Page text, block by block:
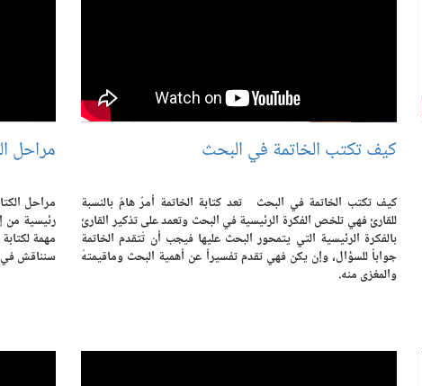
كيف تكتب الخاتمة في البحث
كيف تكتب الخاتمة في البحث تعد كتابة الخاتمة أمرٌ هامٌ بالنسبة
للقارئ فهي تلخص الفكرة الرئيسية في البحث وتعمد على تذكير القارئ
بالفكرة الرئيسية التي يتمحور البحث عليها فيجب أن تُتقدم الخاتمة
جواباً للسؤال، وإن يكن فهي تقدم تفسيراً عن أهمية البحث وماقيمتهُ
والمغزى منه.
مراحل
مراحل
رئيسية من
مهمة
سنناقش في